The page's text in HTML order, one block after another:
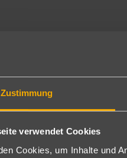
Zustimmung
verwendet Cookies
Cookies, um Inhalte und